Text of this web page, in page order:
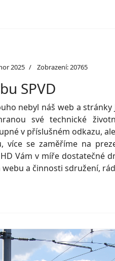
2025 Zobrazení: 20765
SPVD
nebyl náš web a
své technické
v příslušném odkazu,
více se zaměříme na
Vám v míře dostatečné
a činnosti sdružení,